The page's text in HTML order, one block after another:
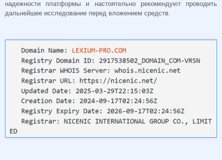
надежности платформы и настоятельно рекомендуют проводить
дальнейшее исследование перед вложением средств.